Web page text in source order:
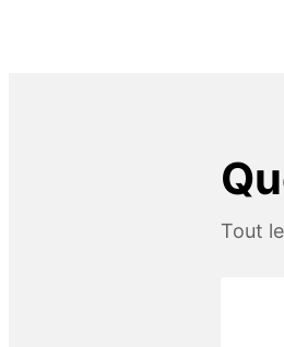
Tout